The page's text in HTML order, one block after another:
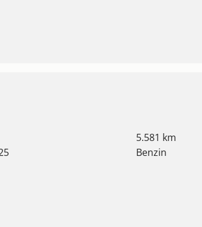
5.581 km
Benzin